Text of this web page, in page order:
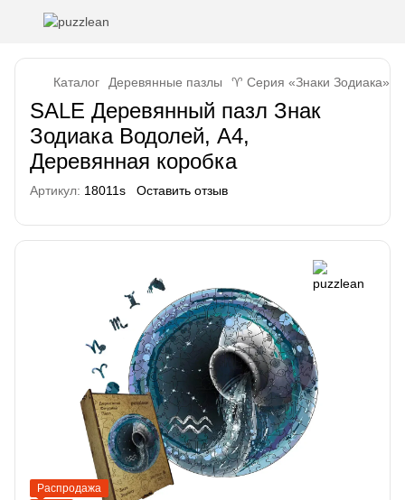
Каталог Деревянные пазлы ♈ Серия «Знаки Зодиака»
SALE Деревянный пазл Знак
Зодиака Водолей, А4,
Деревянная коробка
Артикул: 18011s Оставить отзыв
Распродажа